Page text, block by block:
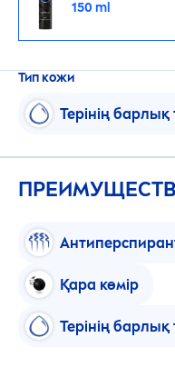
150 ml
Тип кожи
Терінің
Қара көмір
Терінің